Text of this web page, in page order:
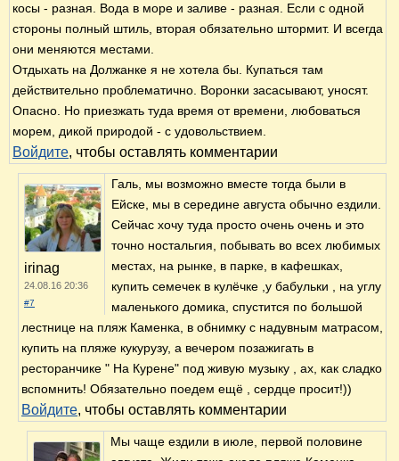
косы - разная. Вода в море и заливе - разная. Если с одной
стороны полный штиль, вторая обязательно штормит. И всегда
они меняются местами.
Отдыхать на Должанке я не хотела бы. Купаться там
действительно проблематично. Воронки засасывают, уносят.
Опасно. Но приезжать туда время от времени, любоваться
морем, дикой природой - с удовольствием.
Войдите, чтобы оставлять комментарии
irinag
24.08.16 20:36
#7
Галь, мы возможно вместе тогда были в
Ейске, мы в середине августа обычно ездили.
Сейчас хочу туда просто очень очень и это
точно ностальгия, побывать во всех любимых
местах, на рынке, в парке, в кафешках,
купить семечек в кулёчке ,у бабульки , на углу
маленького домика, спустится по большой
лестнице на пляж Каменка, в обнимку с надувным матрасом,
купить на пляже кукурузу, а вечером позажигать в
ресторанчике " На Курене" под живую музыку , ах, как сладко
вспомнить! Обязательно поедем ещё , сердце просит!))
Войдите, чтобы оставлять комментарии
Мы чаще ездили в июле, первой половине